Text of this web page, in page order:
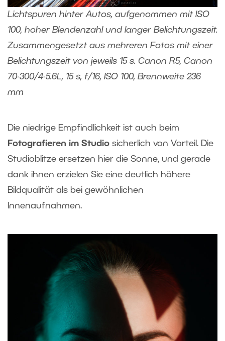
Lichtspuren hinter Autos, aufgenommen mit ISO
100, hoher Blendenzahl und langer Belichtungszeit.
Zusammengesetzt aus mehreren Fotos mit einer
Belichtungszeit von jeweils 15 s. Canon R5, Canon
70-300/4-5.6L, 15 s, f/16, ISO 100, Brennweite 236
mm
Die niedrige Empfindlichkeit ist auch beim
Fotografieren im Studio sicherlich von Vorteil. Die
Studioblitze ersetzen hier die Sonne, und gerade
dank ihnen erzielen Sie eine deutlich höhere
Bildqualität als bei gewöhnlichen
Innenaufnahmen.